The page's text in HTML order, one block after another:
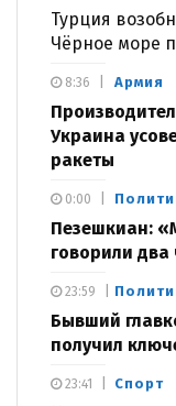
Турция
Чёрное море
Армия
Украина
ракеты
8:36
Пезешкиан:
говорили два
0:00
Бывший
получил
23:59
Спорт
23:41